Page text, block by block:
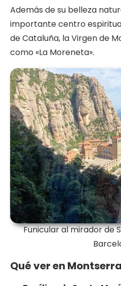
Además de su belleza
importante centro
de Cataluña, la Virgen de
como «La Moreneta».
Funicular al mirador de
Qué ver en